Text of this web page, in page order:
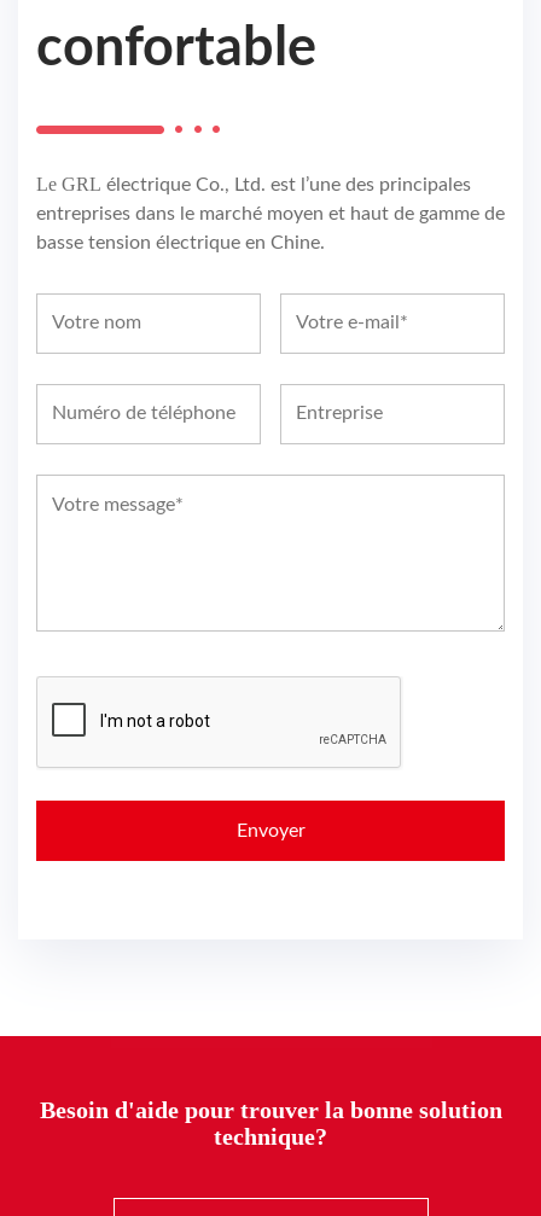
confortable
Le GRL électrique Co., Ltd. est l’une des principales
entreprises dans le marché moyen et haut de gamme de
basse tension électrique en Chine.
Besoin d'aide pour trouver la bonne solution
technique?